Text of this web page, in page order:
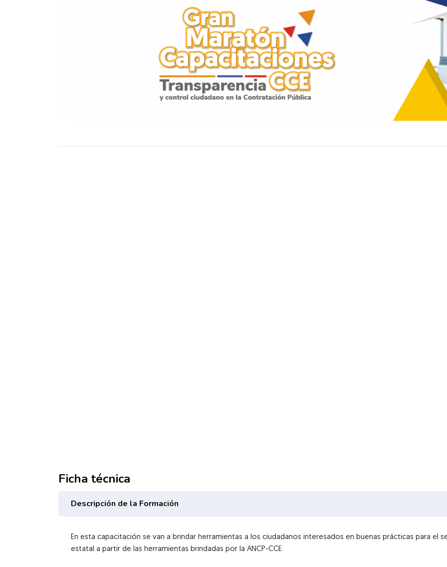
Ficha técnica
Descripción de la Formación
En esta capacitación se van a brindar herramientas a los ciudadanos interesados en buenas prácticas para
estatal a partir de las herramientas brindadas por la ANCP-CCE.